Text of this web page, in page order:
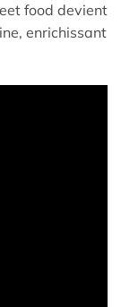
food devient
enrichissant